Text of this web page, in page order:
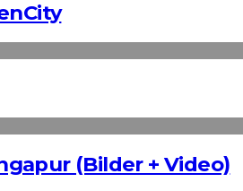
(Bilder + Video)